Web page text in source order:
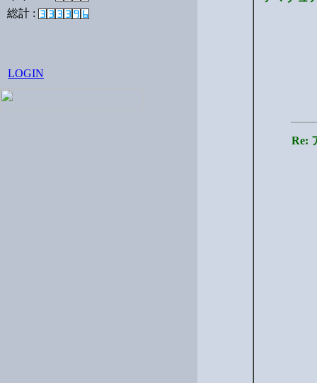
総計 :
LOGIN
Re: